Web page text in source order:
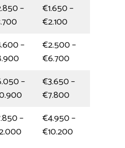
–
€1.650 –
€2.100
–
€2.500 –
€6.700
–
€3.650 –
€7.800
–
€4.950 –
€10.200